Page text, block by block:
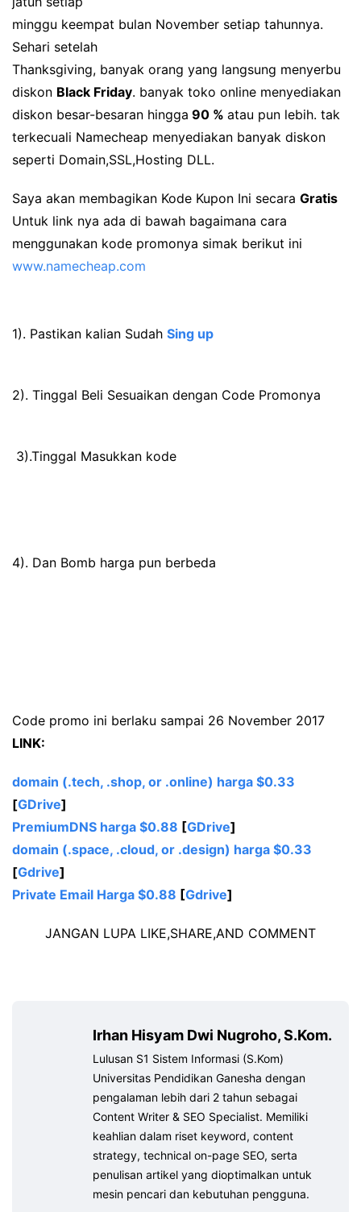
minggu keempat bulan November setiap tahunnya.
Sehari setelah
Thanksgiving, banyak orang yang langsung menyerbu
diskon Black Friday. banyak toko online menyediakan
diskon besar-besaran hingga 90 % atau pun lebih. tak
terkecuali Namecheap menyediakan banyak diskon
seperti Domain,SSL,Hosting DLL.
Saya akan membagikan Kode Kupon Ini secara Gratis
Untuk link nya ada di bawah bagaimana cara
menggunakan kode promonya simak berikut ini
www.namecheap.com
1). Pastikan kalian Sudah Sing up
2). Tinggal Beli Sesuaikan dengan Code Promonya
3).Tinggal Masukkan kode
4). Dan Bomb harga pun berbeda
Code promo ini berlaku sampai 26 November 2017
LINK:
domain (.tech, .shop, or .online) harga $0.33
[GDrive]
PremiumDNS harga $0.88 [GDrive]
domain (.space, .cloud, or .design) harga $0.33
[Gdrive]
Private Email Harga $0.88 [Gdrive]
JANGAN LUPA LIKE,SHARE,AND COMMENT
Irhan Hisyam Dwi Nugroho, S.Kom.
Lulusan S1 Sistem Informasi (S.Kom)
Universitas Pendidikan Ganesha dengan
pengalaman lebih dari 2 tahun sebagai
Content Writer & SEO Specialist. Memiliki
keahlian dalam riset keyword, content
strategy, technical on-page SEO, serta
penulisan artikel yang dioptimalkan untuk
mesin pencari dan kebutuhan pengguna.